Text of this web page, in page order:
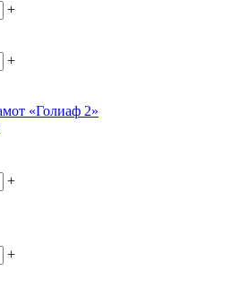
+
+
+
+